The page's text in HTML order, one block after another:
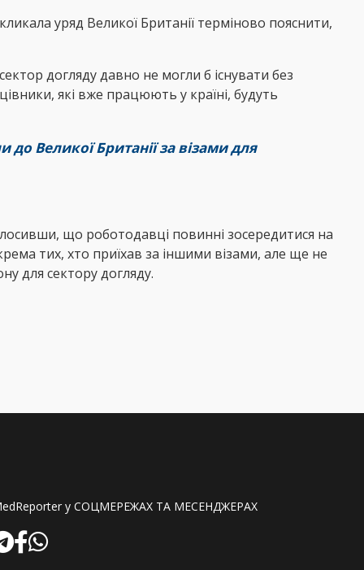
уряд Великої Британії терміново пояснити,
догляду давно не могли б існувати без
які вже працюють у країні, будуть
Великої Британії за візами для
що роботодавці повинні зосередитися на
тих, хто приїхав за іншими візами, але ще не
для сектору догляду.
у СОЦМЕРЕЖАХ ТА МЕСЕНДЖЕРАХ